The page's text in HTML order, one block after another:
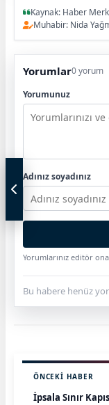
Kaynak: Haber
Muhabir: Nida
Yorumlar0 yorum
Yorumunuz
Adınız soyadınız
Yorumlarınız editör
Bu habere henüz
ÖNCEKI HABER
İpsala Sınır